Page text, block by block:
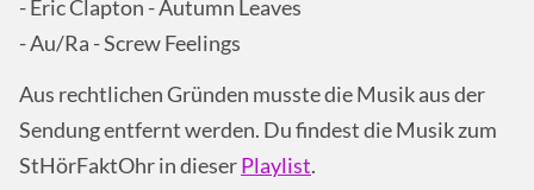
- Eric Clapton - Autumn Leaves
- Au/Ra - Screw Feelings
Aus rechtlichen Gründen musste die Musik aus der
Sendung entfernt werden. Du findest die Musik zum
StHörFaktOhr in dieserPlaylist.